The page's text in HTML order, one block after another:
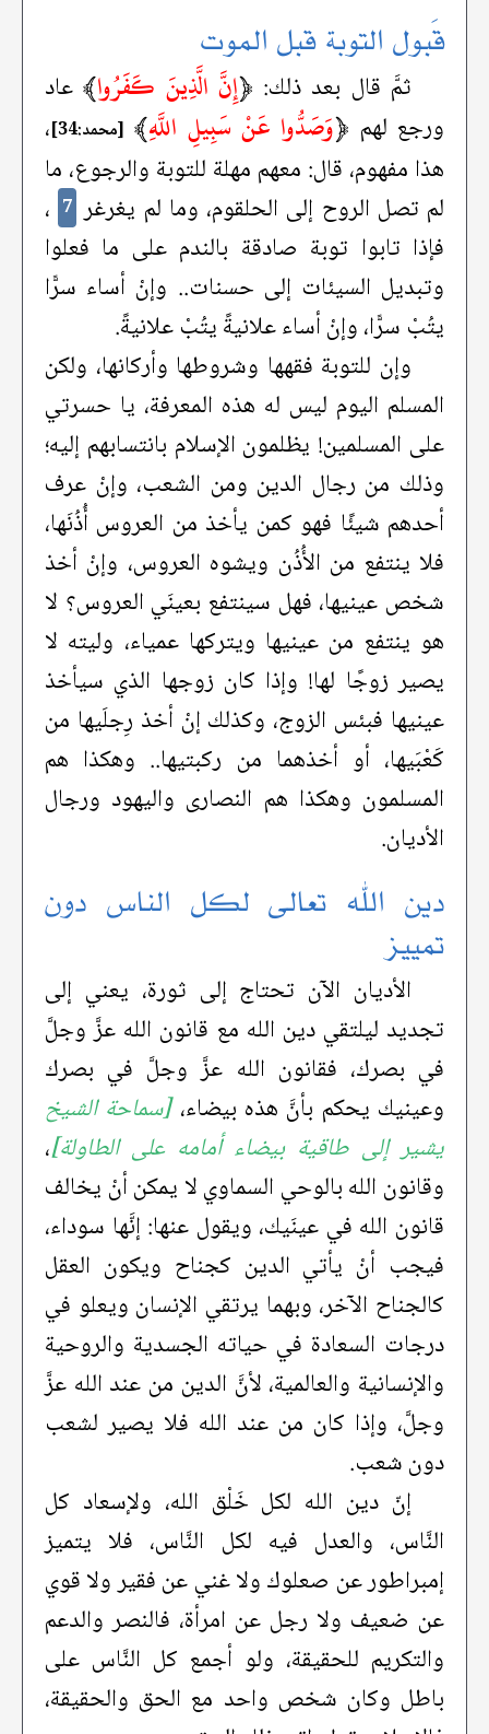
قَبول التوبة قبل الموت
ثمَّ قال بعد ذلك: ﴿إِنَّ الَّذِينَ كَفَرُوا﴾عاد
ورجع لهم ﴿وَصَدُّوا عَنْ سَبِيلِ اللَّهِ﴾ [محمد:34]
،
هذا مفهوم، قال: معهم مهلة للتوبة والرجوع، ما
لم تصل الروح إلى الحلقوم، وما لم يغرغر 7 ،
فإذا تابوا توبة صادقة بالندم على ما فعلوا
وتبديل السيئات إلى حسنات.. وإنْ أساء سرًّا
يتُبْ سرًّا، وإنْ أساء علانيةً يتُبْ علانيةً.
وإن للتوبة فقهها وشروطها وأركانها، ولكن
المسلم اليوم ليس له هذه المعرفة، يا حسرتي
على المسلمين! يظلمون الإسلام بانتسابهم إليه؛
وذلك من رجال الدين ومن الشعب، وإنْ عرف
أحدهم شيئًا فهو كمن يأخذ من العروس أُذُنَها،
فلا ينتفع من الأُذُن ويشوه العروس، وإنْ أخذ
شخص عينيها، فهل سينتفع بعينَي العروس؟ لا
هو ينتفع من عينيها ويتركها عمياء، وليته لا
يصير زوجًا لها! وإذا كان زوجها الذي سيأخذ
عينيها فبئس الزوج، وكذلك إنْ أخذ رِجلَيها من
كَعْبَيها، أو أخذهما من ركبتيها.. وهكذا هم
المسلمون وهكذا هم النصارى واليهود ورجال
الأديان.
دين الله تعالى لكل الناس دون
تمييز
الأديان الآن تحتاج إلى ثورة، يعني إلى
تجديد ليلتقي دين الله مع قانون الله عزَّ وجلَّ
في بصرك، فقانون الله عزَّ وجلَّ في بصرك
وعينيك يحكم بأنَّ هذه بيضاء،[سماحة الشيخ
يشير إلى طاقية بيضاء أمامه على الطاولة]،
وقانون الله بالوحي السماوي لا يمكن أنْ يخالف
قانون الله في عينَيك، ويقول عنها: إنَّها سوداء،
فيجب أنْ يأتي الدين كجناح ويكون العقل
كالجناح الآخر، وبهما يرتقي الإنسان ويعلو في
درجات السعادة في حياته الجسدية والروحية
والإنسانية والعالمية، لأنَّ الدين من عند الله عزَّ
وجلَّ، وإذا كان من عند الله فلا يصير لشعب
دون شعب.
إنّ دين الله لكل خَلْق الله، ولإسعاد كل
النَّاس، والعدل فيه لكل النَّاس، فلا يتميز
إمبراطور عن صعلوك ولا غني عن فقير ولا قوي
عن ضعيف ولا رجل عن امرأة، فالنصر والدعم
والتكريم للحقيقة، ولو أجمع كل النَّاس على
باطل وكان شخص واحد مع الحق والحقيقة،